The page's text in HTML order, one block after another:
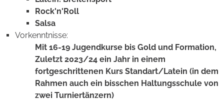
Rock'n'Roll
Salsa
Vorkenntnisse:
Mit 16-19 Jugendkurse bis Gold und Formation,
Zuletzt 2023/24 ein Jahr in einem
fortgeschrittenen Kurs Standart/Latein (in dem
Rahmen auch ein bisschen Haltungsschule von
zwei Turniertänzern)